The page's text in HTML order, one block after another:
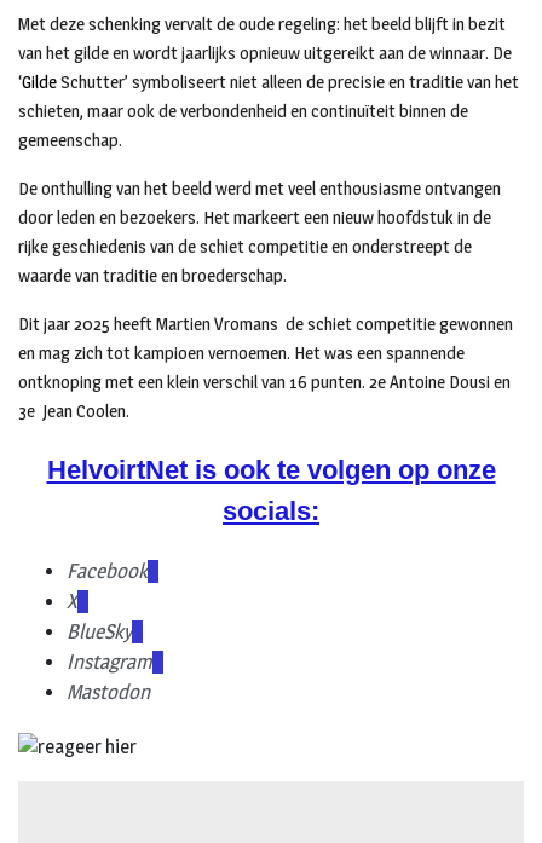
Met deze schenking vervalt de oude regeling: het beeld blijft in bezit
van het gilde en wordt jaarlijks opnieuw uitgereikt aan de winnaar. De
‘GildeSchutter’ symboliseert niet alleen de precisie en traditie van het
schieten, maar ook de verbondenheid en continuïteit binnen de
gemeenschap.
De onthulling van het beeld werd met veel enthousiasme ontvangen
door leden en bezoekers. Het markeert een nieuw hoofdstuk in de
rijke geschiedenis van de schiet competitie en onderstreept de
waarde van traditie en broederschap.
Dit jaar 2025 heeft Martien Vromans de schiet competitie gewonnen
en mag zich tot kampioen vernoemen. Het was een spannende
ontknoping met een klein verschil van 16 punten. 2e Antoine Dousi en
3e Jean Coolen.
HelvoirtNet is ook te volgen op onze
socials:
Facebook
X
BlueSky
Instagram
Mastodon